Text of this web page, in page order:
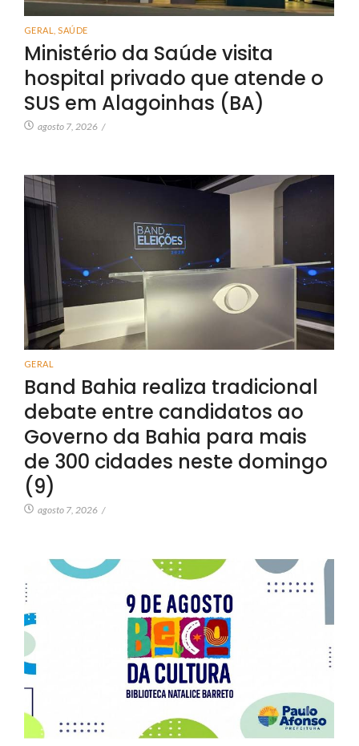
GERAL SAÚDE
Ministério da Saúde visita
hospital privado que atende o
SUS em Alagoinhas (BA)
agosto 7, 2026 /
GERAL
Band Bahia realiza tradicional
debate entre candidatos ao
Governo da Bahia para mais
de 300 cidades neste domingo
(9)
agosto 7, 2026 /